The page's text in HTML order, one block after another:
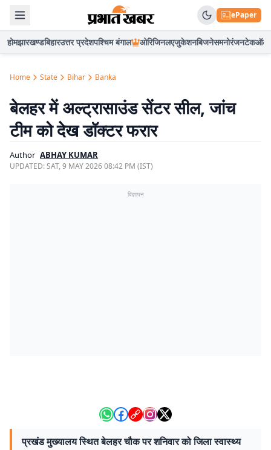
ePaper
होमझारखण्डबिहारउत्तर प्रदेशपश्चिम बंगाल ओरिजिनलएजुकेशनबिजनेसमनोरंजनटेकऑटो
Home State Bihar Banka
बेलहर में अल्ट्रासाउंड सेंटर सील, जांच
टीम को देख डॉक्टर फरार
Author ABHAY KUMAR
UPDATED:SAT, 9 MAY 2026 08:42 PM (IST)
विज्ञापन
प्रखंड मुख्यालय स्थित बेलहर चौक पर शनिवार को जिला स्वास्थ्य